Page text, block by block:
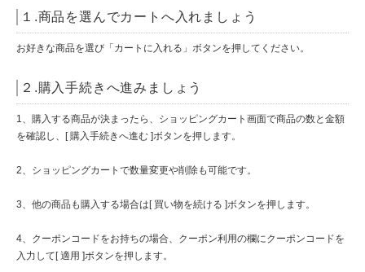
１.商品を選んでカートへ入れましょう
お好きな商品を選び「カートに入れる」ボタンを押してください。
２.購入手続きへ進みましょう
1、購入する商品が決まったら、ショッピングカート画面で商品の数と金額
を確認し、[ 購入手続きへ進む ]ボタンを押します。
2、ショッピングカートで数量変更や削除も可能です。
3、他の商品も購入する場合は[ 買い物を続ける ]ボタンを押します。
4、クーポンコードをお持ちの場合、クーポン利用の欄にクーポンコードを
入力して[ 適用 ]ボタンを押します。